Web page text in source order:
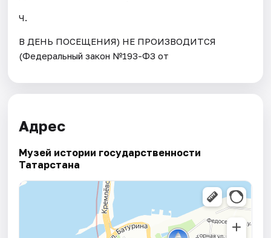
Ч.
В ДЕНЬ ПОСЕЩЕНИЯ) НЕ ПРОИЗВОДИТСЯ
(Федеральный закон №193-ФЗ от
Адрес
Музей истории государственности
Татарстана